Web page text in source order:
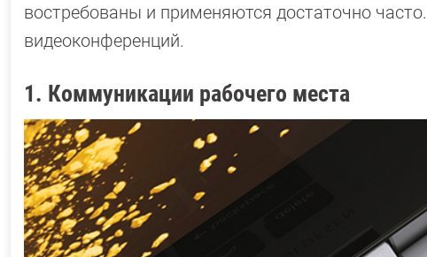
востребованы и применяются достаточно
видеоконференций.
1. Коммуникации рабочего места